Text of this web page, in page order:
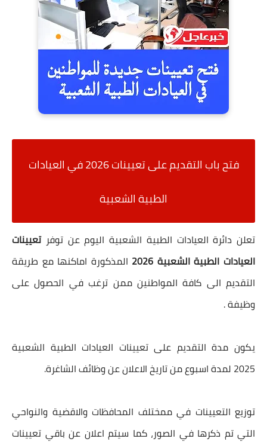
فتح باب التقديم على تعيينات 2026 في
العيادات
الطبية الشعبية
تعلن دائرة العيادات الطبية الشعبية اليوم عن توفرتعيينات
العيادات الطبية الشعبية 2026
المذكورة اماكنها مع طريقة
التقديم الى كافة المواطنين ممن ترغب في الحصول على
وظيفة .
يكون مدة التقديم على تعيينات العيادات الطبية الشعبية
2025 لمدة اسبوع من تاريخ الاعلان عن وظائف الشاغرة.
توزيع التعيينات في ممختلف المحافظات والاقضية والنواحي
التي تم ذكرها في الصور، كما سيتم اعلان عن باقي تعيينات